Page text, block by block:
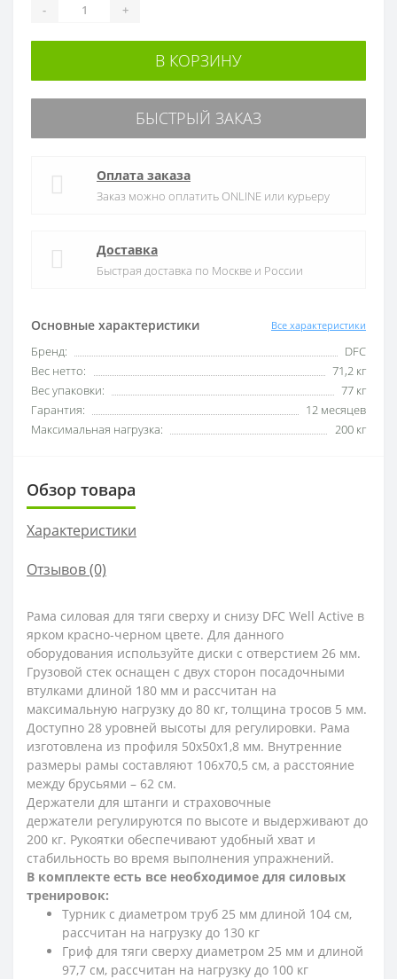
Основные характеристики Все характеристики
Бренд:
DFC
Вес нетто:
71,2 кг
Вес упаковки:
77 кг
Гарантия:
12 месяцев
Максимальная нагрузка:
200 кг
- +
В КОРЗИНУ
БЫСТРЫЙ ЗАКАЗ
Оплата заказа
Заказ можно оплатить ONLINE или курьеру
Доставка
Быстрая доставка по Москве и России
Обзор товара
Характеристики
Отзывов (0)
Рама силовая для тяги сверху и снизу DFC Well Active в
ярком красно-черном цвете. Для данного
оборудования используйте диски с отверстием 26 мм.
Грузовой стек оснащен с двух сторон посадочными
втулками длиной 180 мм и рассчитан на
максимальную нагрузку до 80 кг, толщина тросов 5 мм.
Доступно 28 уровней высоты для регулировки. Рама
изготовлена из профиля 50х50х1,8 мм. Внутренние
размеры рамы составляют 106х70,5 см, а расстояние
между брусьями – 62 см.
Держатели для штанги и страховочные
держатели регулируются по высоте и выдерживают до
200 кг. Рукоятки обеспечивают удобный хват и
стабильность во время выполнения упражнений.
В комплекте есть все необходимое для силовых
тренировок:
Турник с диаметром труб 25 мм длиной 104 см,
рассчитан на нагрузку до 130 кг
Гриф для тяги сверху диаметром 25 мм и длиной
97,7 см, рассчитан на нагрузку до 100 кг